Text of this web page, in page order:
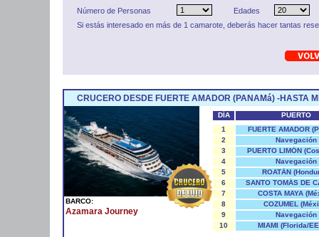
Número de Personas
Edades
Si estás interesado en más de 1 camarote, deberás hacer tantas
CRUCERO DESDE FUERTE AMADOR (PANAMá) -HASTA
BARCO:
Azamara Journey
DÍA
PUERTO
1
FUERTE AMADOR
2
Navegación
3
PUERTO LIMÓN
4
Navegación
5
ROATÁN
6
SANTO TOMÁS DE
7
COSTA MAYA
8
COZUMEL
9
Navegación
10
MIAMI (Florida/